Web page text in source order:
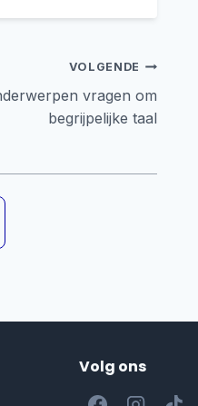
VOLGENDE
vragen om
begrijpelijke taal
Volg ons